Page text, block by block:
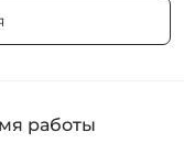
работы